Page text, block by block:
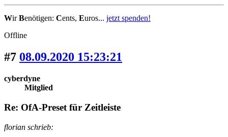
WirBenötigen: Cents, Euros... jetzt spenden!
Offline
#7 08.09.2020 15:23:21
cyberdyne
Mitglied
Re: OfA-Preset für Zeitleiste
florian schrieb: